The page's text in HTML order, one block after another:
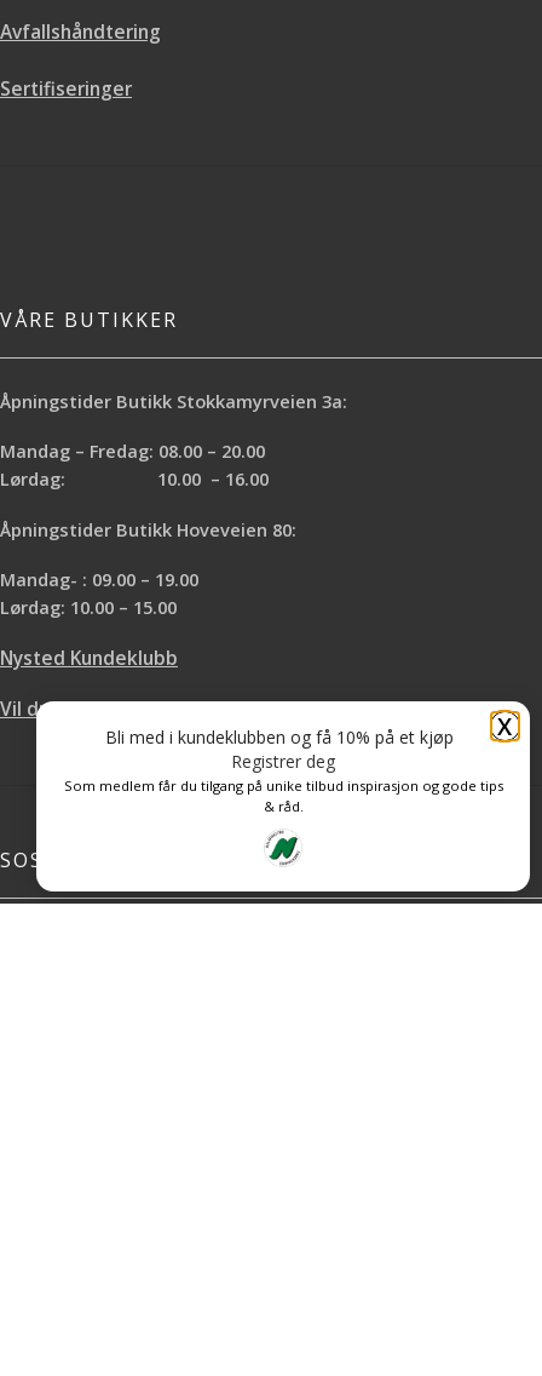
Avfallshåndtering
Sertifiseringer
VÅRE BUTIKKER
Åpningstider Butikk Stokkamyrveien 3a:
Mandag – Fredag: 08.00 – 20.00
Lørdag: 10.00 – 16.00
Åpningstider Butikk Hoveveien 80:
Mandag- : 09.00 – 19.00
Lørdag: 10.00 – 15.00
Nysted Kundeklubb
Vil du leie hos oss?
SOSIALE MEDIER
X
Bli med i kundeklubben og få 10% på et kjøp
Registrer deg
Som medlem får du tilgang på unike tilbud inspirasjon og gode tips
& råd.